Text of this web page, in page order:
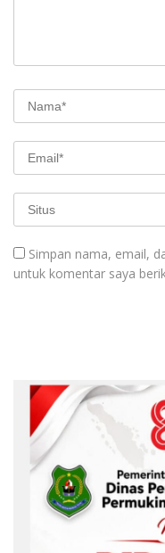
Simpan nama, email,
untuk komentar saya